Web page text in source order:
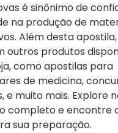
é sinônimo de
na produção de
Além desta
outros produtos
como apostilas para
de medicina,
e muito mais. Explore
completo e encontre
sua preparação.